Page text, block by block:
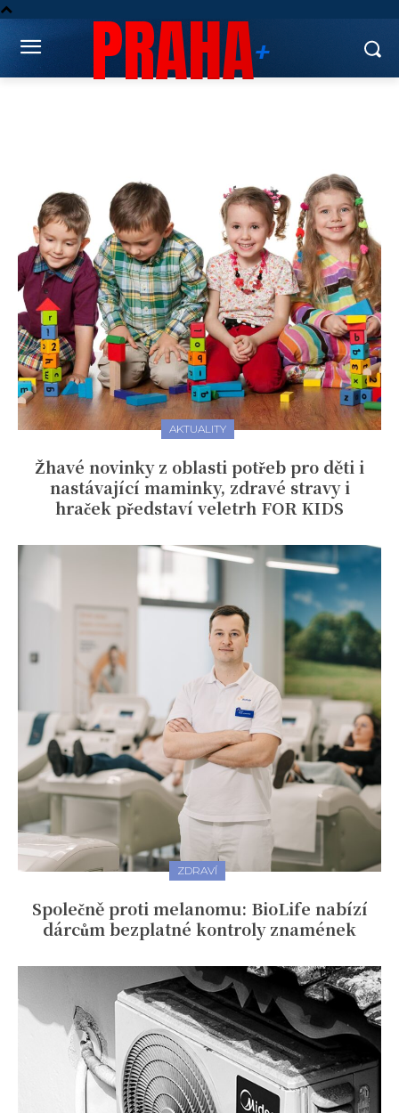
PRAHA+
AKTUALITY
Žhavé novinky z oblasti potřeb pro děti i
nastávající maminky, zdravé stravy i
hraček představí veletrh FOR KIDS
ZDRAVÍ
Společně proti melanomu: BioLife nabízí
dárcům bezplatné kontroly znamének